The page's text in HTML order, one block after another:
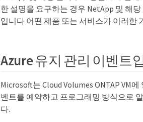
한 설명을 요구하는 경우 NetApp 및 해
입니다 어떤 제품 또는 서비스가 이러한
Azure 유지 관리 이벤트
Microsoft는 Cloud Volumes ONTAP VM
벤트를 예약하고 프로그래밍 방식으로
다.